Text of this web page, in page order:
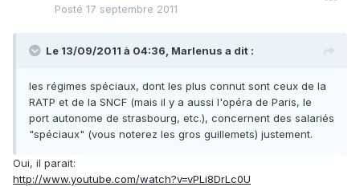
Posté 17 septembre 2011
Le 13/09/2011 à 04:36, Marlenus a dit :
les régimes spéciaux, dont les plus connut sont ceux de la
RATP et de la SNCF (mais il y a aussi l'opéra de Paris, le
port autonome de strasbourg, etc.), concernent des salariés
"spéciaux" (vous noterez les gros guillemets) justement.
Oui, il parait:
http://www.youtube.com/watch?v=vPLi8DrLc0U